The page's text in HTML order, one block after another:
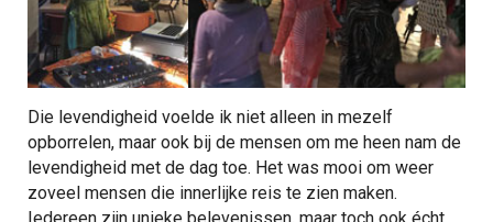
Die levendigheid voelde ik niet alleen in mezelf
opborrelen, maar ook bij de mensen om me heen nam de
levendigheid met de dag toe. Het was mooi om weer
zoveel mensen die innerlijke reis te zien maken.